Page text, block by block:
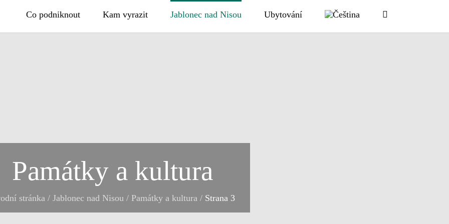
Co podniknout Kam vyrazit Jablonec nad Nisou Ubytování
Památky a kultura
stránka / Jablonec nad Nisou / Památky a kultura / Strana 3